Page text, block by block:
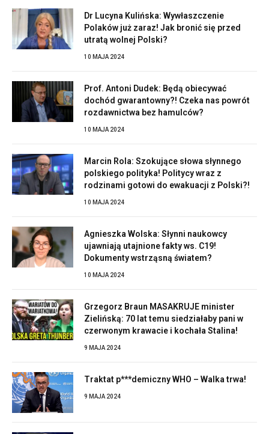
Dr Lucyna Kulińska: Wywłaszczenie
Polaków już zaraz! Jak bronić się przed
utratą wolnej Polski?
10 MAJA 2024
Prof. Antoni Dudek: Będą obiecywać
dochód gwarantowny?! Czeka nas powrót
rozdawnictwa bez hamulców?
10 MAJA 2024
Marcin Rola: Szokujące słowa słynnego
polskiego polityka! Politycy wraz z
rodzinami gotowi do ewakuacji z Polski?!
10 MAJA 2024
Agnieszka Wolska: Słynni naukowcy
ujawniają utajnione fakty ws. C19!
Dokumenty wstrząsną światem?
10 MAJA 2024
Grzegorz Braun MASAKRUJE minister
Zielińską: 70 lat temu siedziałaby pani w
czerwonym krawacie i kochała Stalina!
9 MAJA 2024
Traktat p***demiczny WHO – Walka trwa!
9 MAJA 2024